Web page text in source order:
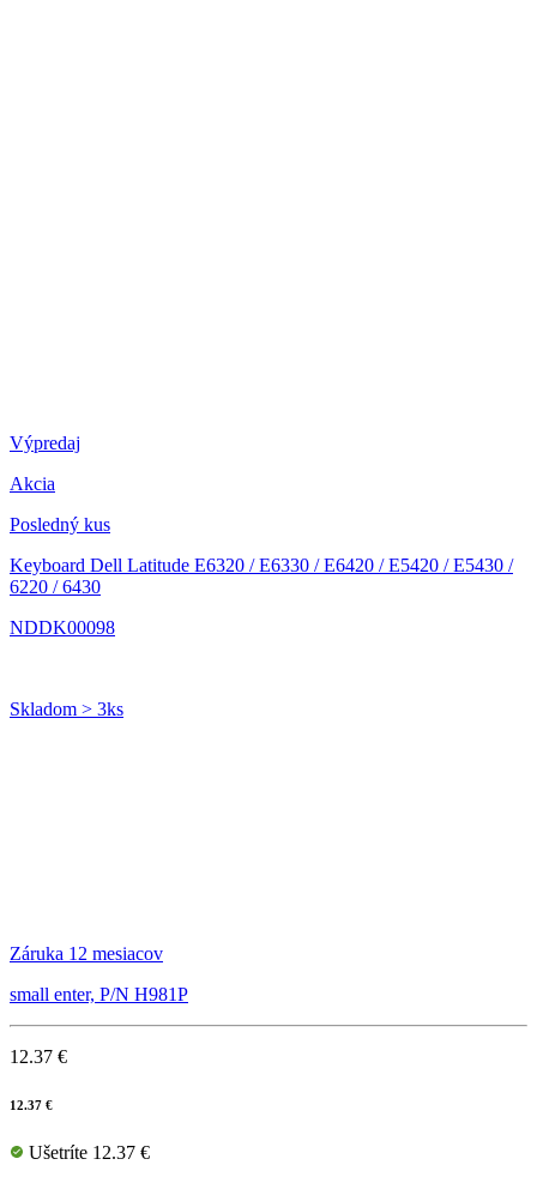
Výpredaj
Akcia
Posledný kus
Keyboard Dell Latitude E6320 / E6330 / E6420 / E5420 / E5430 /
6220 / 6430
NDDK00098
Skladom > 3ks
Záruka 12 mesiacov
small enter, P/N H981P
12.37 €
12.37 €
Ušetríte 12.37 €